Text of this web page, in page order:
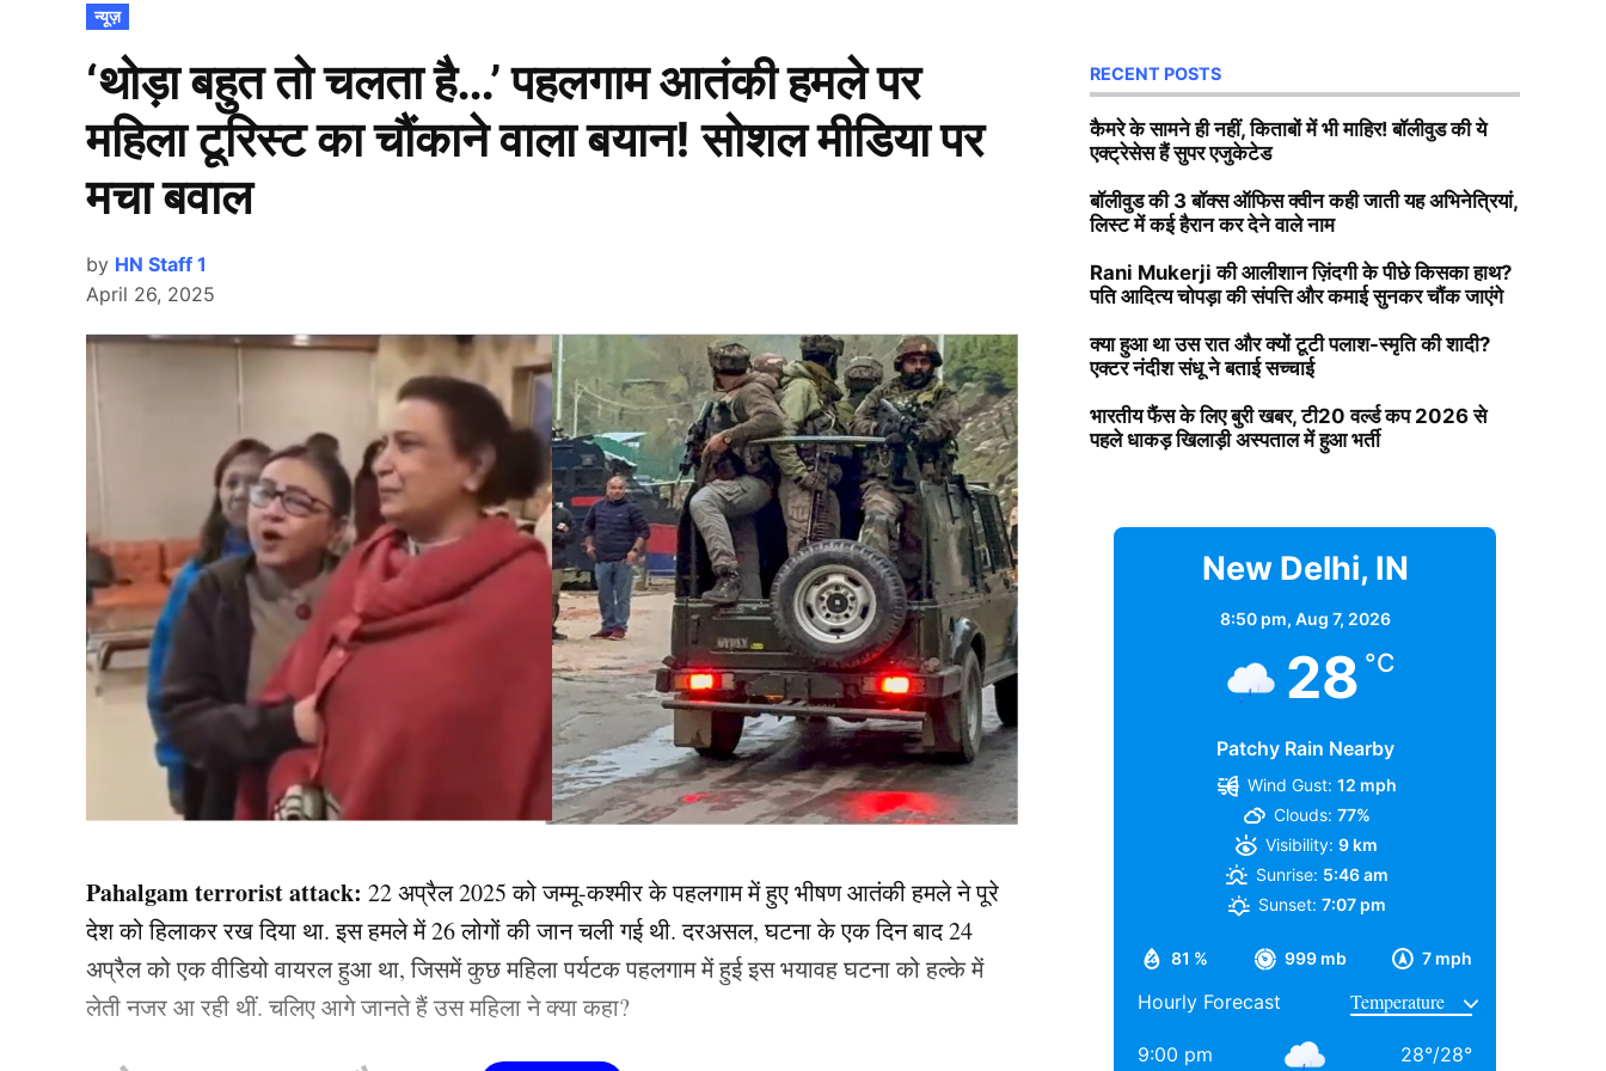
POSTED
IN
न्यूज़
‘थोड़ा बहुत तो चलता है…’ पहलगाम आतंकी हमले पर
महिला टूरिस्ट का चौंकाने वाला बयान! सोशल मीडिया पर
मचा बवाल
by HN Staff 1
April 26, 2025
Pahalgam terrorist attack: 22 अप्रैल 2025 को जम्मू-कश्मीर के पहलगाम में हुए भीषण आतंकी हमले ने पूरे
देश को हिलाकर रख दिया था. इस हमले में 26 लोगों की जान चली गई थी. दरअसल, घटना के एक दिन बाद 24
अप्रैल को एक वीडियो वायरल हुआ था, जिसमें कुछ महिला पर्यटक पहलगाम में हुई इस भयावह घटना को हल्के में
लेती नजर आ रही थीं. चलिए आगे जानते हैं उस महिला ने क्या कहा?
RECENT POSTS
कैमरे के सामने ही नहीं, किताबों में भी माहिर! बॉलीवुड की ये
एक्ट्रेसेस हैं सुपर एजुकेटेड
बॉलीवुड की 3 बॉक्स ऑफिस क्वीन कही जाती यह अभिनेत्रियां,
लिस्ट में कई हैरान कर देने वाले नाम
Rani Mukerji की आलीशान ज़िंदगी के पीछे किसका हाथ?
पति आदित्य चोपड़ा की संपत्ति और कमाई सुनकर चौंक जाएंगे
क्या हुआ था उस रात और क्यों टूटी पलाश-स्मृति की शादी?
एक्टर नंदीश संधू ने बताई सच्चाई
भारतीय फैंस के लिए बुरी खबर, टी20 वर्ल्ड कप 2026 से
पहले धाकड़ खिलाड़ी अस्पताल में हुआ भर्ती
New Delhi, IN
8:50 pm, Aug 7, 2026
28 °C
Patchy Rain Nearby
81 % 999 mb 7 mph
Wind Gust: 12 mph
Clouds: 77%
Visibility: 9 km
Sunrise: 5:46 am
Sunset: 7:07 pm
Hourly Forecast
9:00 pm 28°/28°